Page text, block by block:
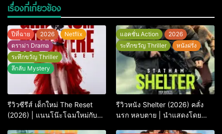
เรื่องที่เกี่ยวข้อง
ปีที่ฉาย 2026
Netflix
ดราม่า Drama
ระทึกขวัญ Thriller
ลึกลับ Mystery
รีวิวซีรีส์ เด็กใหม่ The Reset
(2026) | แนนโน๊ะโฉมใหม่กับ
แอคชั่น Action
2026
ระทึกขวัญ Thriller
หนังฝรั่ง
รีวิวหนัง Shelter (2026) คลั่ง
นรก หลบตาย | นำแสดงโดย